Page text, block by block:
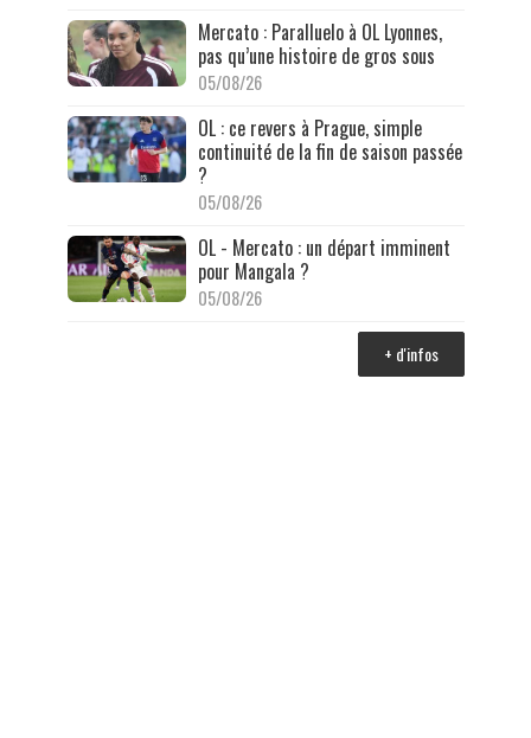
Mercato : Paralluelo à OL Lyonnes,
pas qu’une histoire de gros sous
05/08/26
OL : ce revers à Prague, simple
continuité de la fin de saison passée
?
05/08/26
OL - Mercato : un départ imminent
pour Mangala ?
05/08/26
+ d'infos